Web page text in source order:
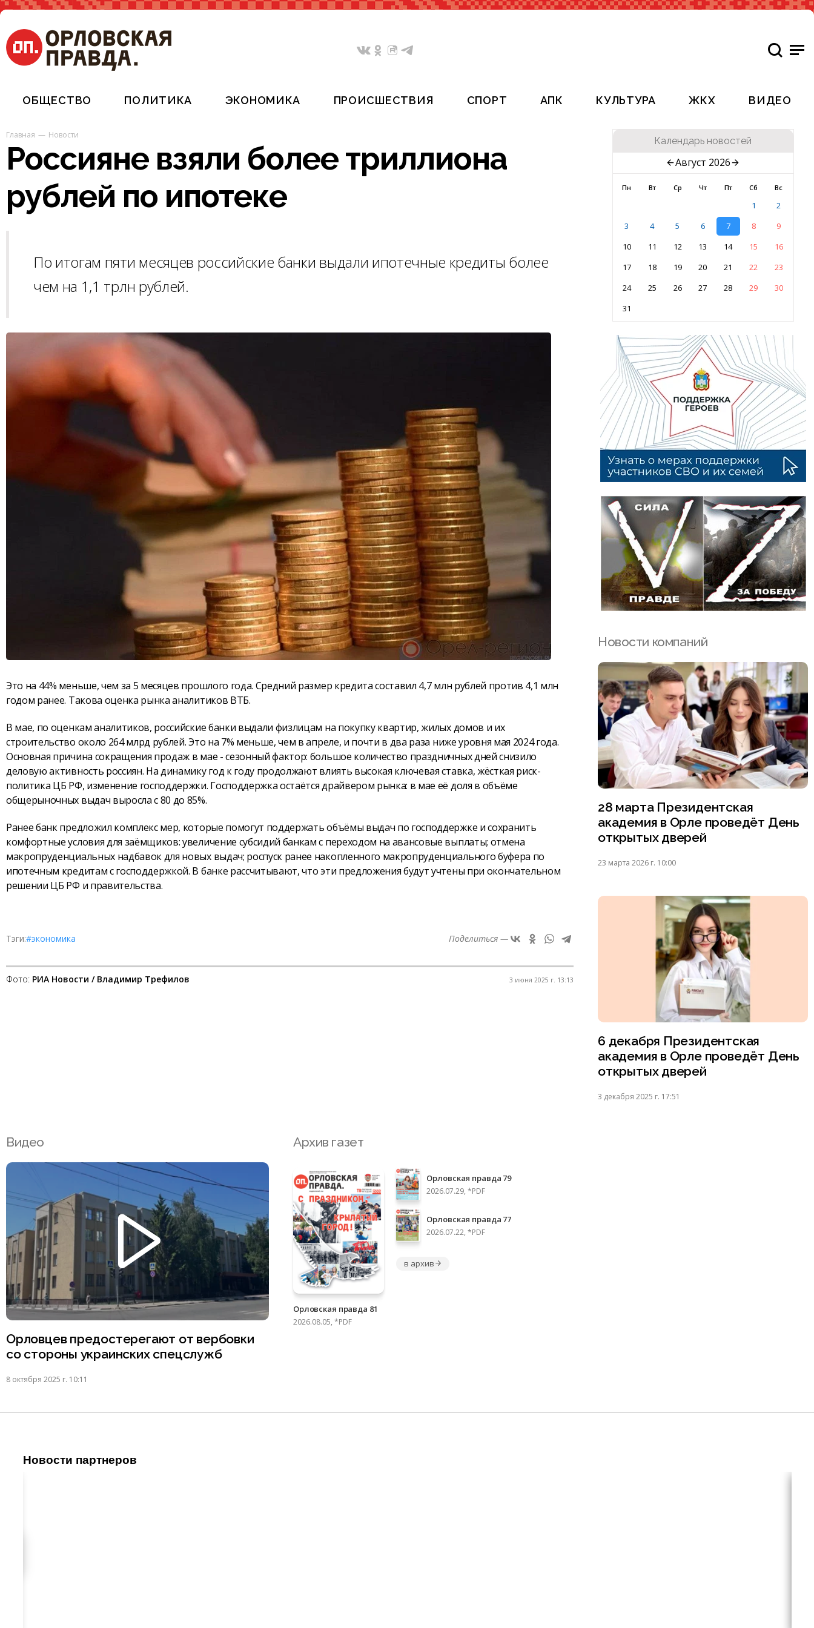
ОБЩЕСТВО ПОЛИТИКА ЭКОНОМИКА ПРОИСШЕСТВИЯ СПОРТ АПК КУЛЬТУРА ЖКХ ВИДЕО
Главная Новости
Россияне взяли более триллиона
рублей по ипотеке
По итогам пяти месяцев российские банки выдали ипотечные кредиты более
чем на 1,1 трлн рублей.
Это на 44% меньше, чем за 5 месяцев прошлого года. Средний размер кредита составил 4,7 млн рублей против 4,1 млн
годом ранее. Такова оценка рынка аналитиков ВТБ.
В мае, по оценкам аналитиков, российские банки выдали физлицам на покупку квартир, жилых домов и их
строительство около 264 млрд рублей. Это на 7% меньше, чем в апреле, и почти в два раза ниже уровня мая 2024 года.
Основная причина сокращения продаж в мае - сезонный фактор: большое количество праздничных дней снизило
деловую активность россиян. На динамику год к году продолжают влиять высокая ключевая ставка, жёсткая риск-
политика ЦБ РФ, изменение господдержки. Господдержка остаётся драйвером рынка: в мае её доля в объёме
общерыночных выдач выросла с 80 до 85%.
Ранее банк предложил комплекс мер, которые помогут поддержать объёмы выдач по господдержке и сохранить
комфортные условия для заёмщиков: увеличение субсидий банкам с переходом на авансовые выплаты; отмена
макропруденциальных надбавок для новых выдач; роспуск ранее накопленного макропруденциального буфера по
ипотечным кредитам с господдержкой. В банке рассчитывают, что эти предложения будут учтены при окончательном
решении ЦБ РФ и правительства.
Тэги:#экономика Поделиться —
Фото: РИА Новости / Владимир Трефилов 3 июня 2025 г. 13:13
Календарь новостей
Август 2026
Пн Вт Ср Чт Пт Сб Вс
1
2
3
4 5 6 7 8
9
10
11 12 13 14 15
16
17
18 19 20 21 22
23
24
25 26 27 28 29
30
31
Новости компаний
28 марта Президентская
академия в Орле проведёт День
открытых дверей
23 марта 2026 г. 10:00
6 декабря Президентская
академия в Орле проведёт День
открытых дверей
3 декабря 2025 г. 17:51
Видео
Орловцев предостерегают от вербовки
со стороны украинских спецслужб
8 октября 2025 г. 10:11
Архив газет
Орловская правда 81
2026.08.05, *PDF
Орловская правда 79
2026.07.29, *PDF
Орловская правда 77
2026.07.22, *PDF
в архив
Новости партнеров